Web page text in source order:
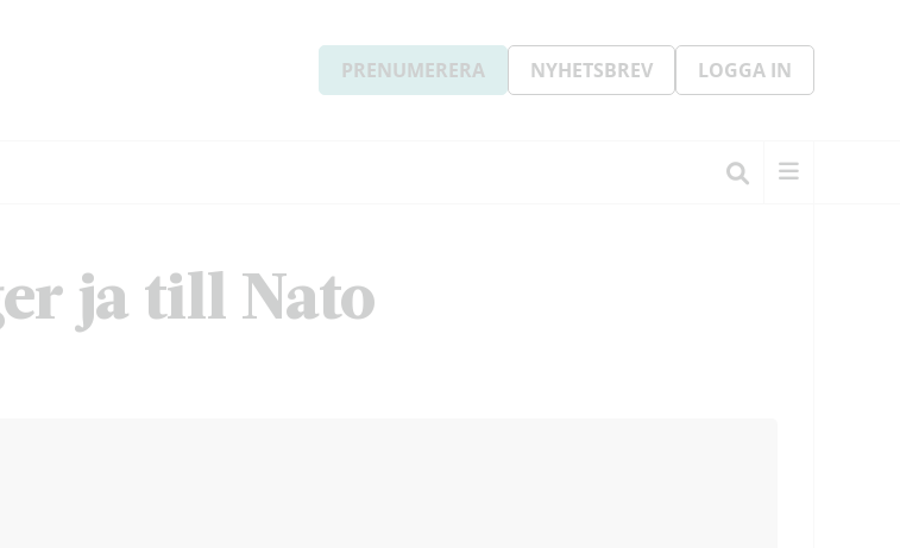
PRENUMERERA NYHETSBREV LOGGA IN
ja till Nato